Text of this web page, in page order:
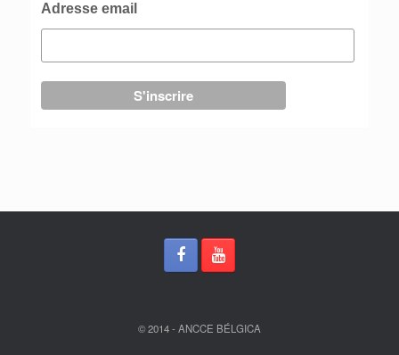
Adresse email
© 2014 - ANCCE BÉLGICA